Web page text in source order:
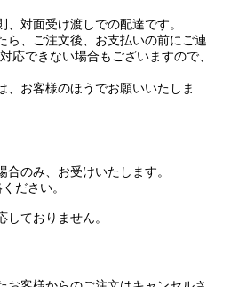
対面受け渡しでの配達です。
ら、ご注文後、お支払いの前にご連
応できない場合もございますので、
、お客様のほうでお願いいたしま
のみ、お受けいたします。
ださい。
ておりません。